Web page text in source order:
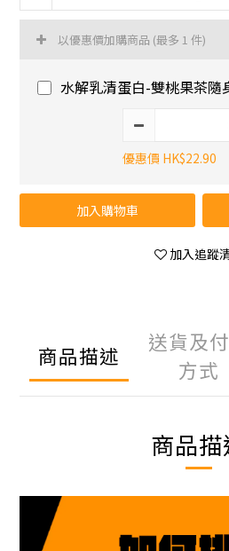
以優惠價加購商品 (最多 1 件)
水解乳清蛋白-雙桃果茶隨
優惠價 HK$22.90
加入購物車
加入追蹤
商品描述
送貨及
方式
商品描